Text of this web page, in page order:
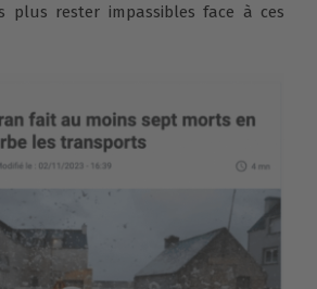
plus rester impassibles face à ces